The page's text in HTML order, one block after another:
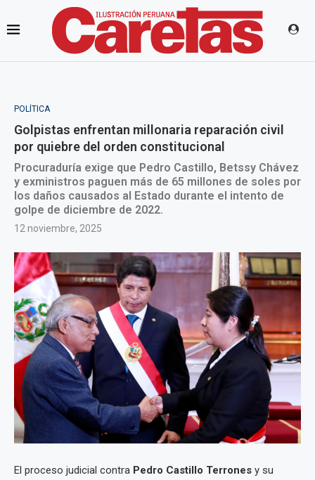
POLÍTICA
Golpistas enfrentan millonaria reparación civil
por quiebre del orden constitucional
Procuraduría exige que Pedro Castillo, Betssy Chávez
y exministros paguen más de 65 millones de soles por
los daños causados al Estado durante el intento de
golpe de diciembre de 2022.
12 noviembre, 2025
El proceso judicial contra Pedro Castillo Terrones y su